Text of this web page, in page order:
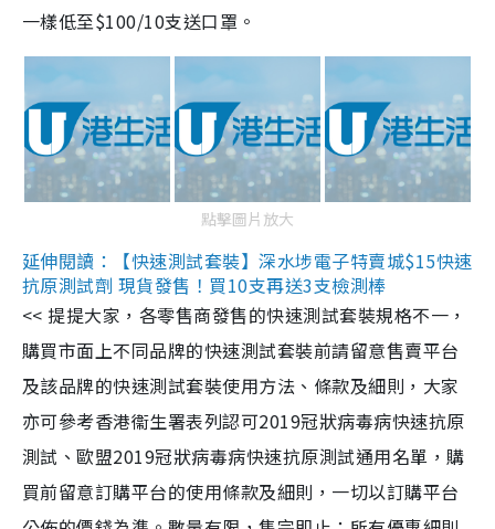
一樣低至$100/10支送口罩。
點擊圖片放大
延伸閱讀：【快速測試套裝】深水埗電子特賣城$15快速
抗原測試劑 現貨發售！買10支再送3支檢測棒
<< 提提大家，各零售商發售的快速測試套裝規格不一，
購買市面上不同品牌的快速測試套裝前請留意售賣平台
及該品牌的快速測試套裝使用方法、條款及細則，大家
亦可參考香港衞生署表列認可2019冠狀病毒病快速抗原
測試、歐盟2019冠狀病毒病快速抗原測試通用名單，購
買前留意訂購平台的使用條款及細則，一切以訂購平台